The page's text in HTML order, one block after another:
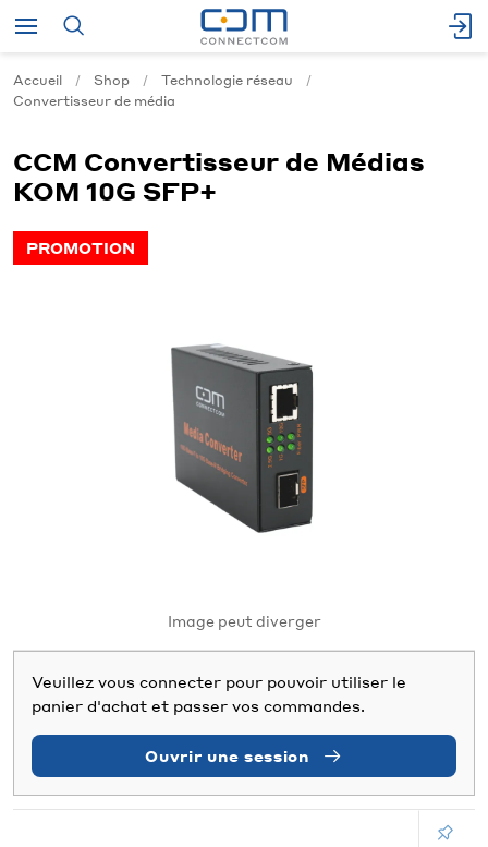
Accueil Shop
Technologie réseau
Convertisseur de média
CCM Convertisseur de Médias
KOM 10G SFP+
PROMOTION
Image peut diverger
Veuillez vous connecter pour pouvoir utiliser le
panier d'achat et passer vos commandes.
Ouvrir une session